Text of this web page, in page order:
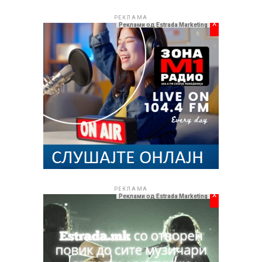
Стефанија не ја крие својата благодарност за оваа
соработка и со искрени зборови вели: „Сакам да
РЕКЛАМА
Реклами од Estrada Marketing x
РЕКЛАМА
Реклами од Estrada Marketing x